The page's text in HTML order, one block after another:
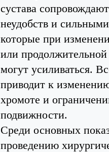
сустава
неудобств и
которые при
или продолжительной
могут усиливаться.
приводит к
хромоте и
подвижности.
Среди основных
проведению